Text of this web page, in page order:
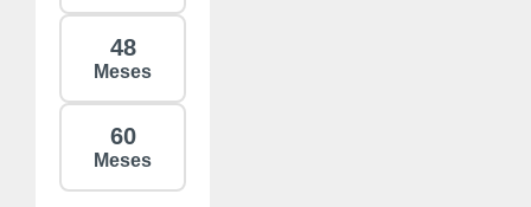
48
Meses
60
Meses